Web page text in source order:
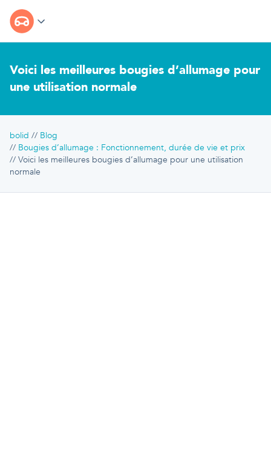
Voici les meilleures bougies d’allumage pour
une utilisation normale
bolid
Blog
Bougies d’allumage : Fonctionnement, durée de vie et prix
Voici les meilleures bougies d’allumage pour une utilisation
normale